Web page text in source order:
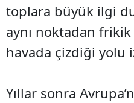
toplara büyük ilgi
aynı noktadan frikik
havada çizdiği yolu
Yıllar sonra